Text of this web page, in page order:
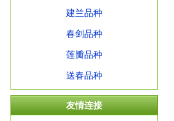
建兰品种
春剑品种
莲瓣品种
送春品种
友情连接